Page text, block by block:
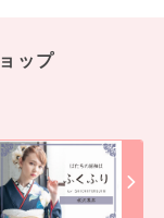
ップ